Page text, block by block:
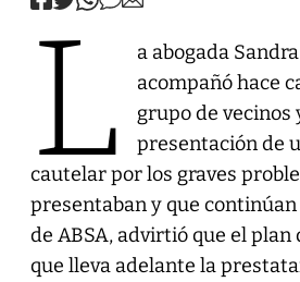
L
a abogada
acompañó hace
grupo de vecinos
presentación de
cautelar por los graves
presentaban y que
de ABSA, advirtió que el
que lleva adelante la